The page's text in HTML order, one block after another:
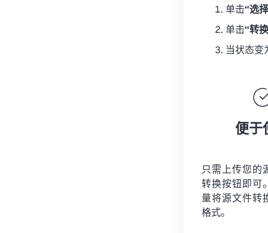
单击“选
单击“转
当状态变
便于
只需上传您的
转换按钮即可
量将源文件转
格式。